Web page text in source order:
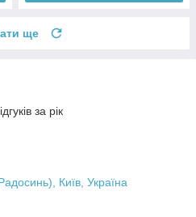
ще
за рік
Київ, Україна